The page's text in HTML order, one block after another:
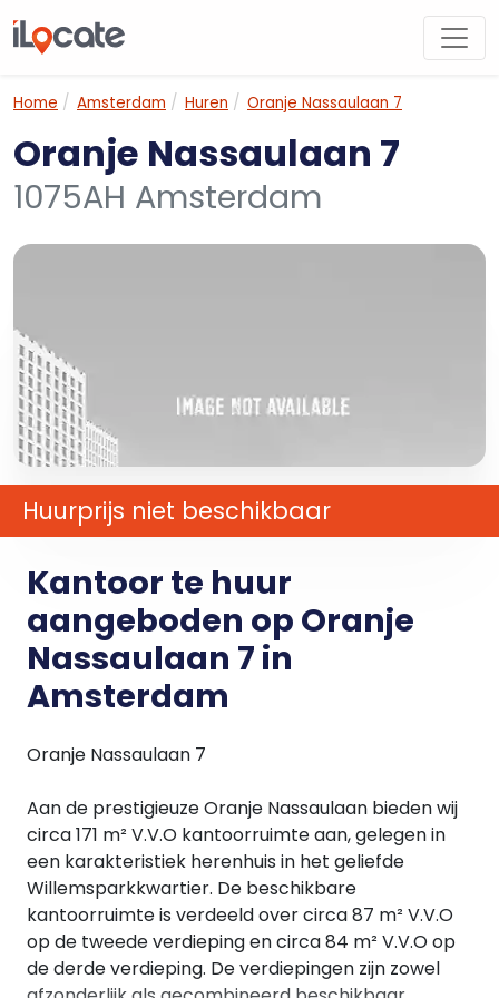
Home Amsterdam Huren Oranje Nassaulaan 7
Oranje Nassaulaan 7
1075AH Amsterdam
Huurprijs niet beschikbaar
Kantoor te huur
aangeboden op Oranje
Nassaulaan 7 in
Amsterdam
Oranje Nassaulaan 7
Aan de prestigieuze Oranje Nassaulaan bieden wij
circa 171 m² V.V.O kantoorruimte aan, gelegen in
een karakteristiek herenhuis in het geliefde
Willemsparkkwartier. De beschikbare
kantoorruimte is verdeeld over circa 87 m² V.V.O
op de tweede verdieping en circa 84 m² V.V.O op
de derde verdieping. De verdiepingen zijn zowel